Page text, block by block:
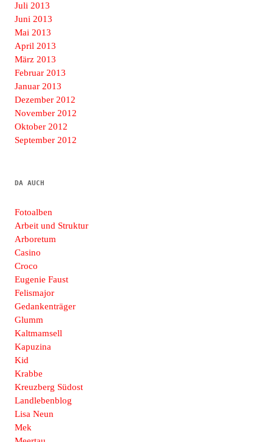
Juli 2013
Juni 2013
Mai 2013
April 2013
März 2013
Februar 2013
Januar 2013
Dezember 2012
November 2012
Oktober 2012
September 2012
DA AUCH
Fotoalben
Arbeit und Struktur
Arboretum
Casino
Croco
Eugenie Faust
Felismajor
Gedankenträger
Glumm
Kaltmamsell
Kapuzina
Kid
Krabbe
Kreuzberg Südost
Landlebenblog
Lisa Neun
Mek